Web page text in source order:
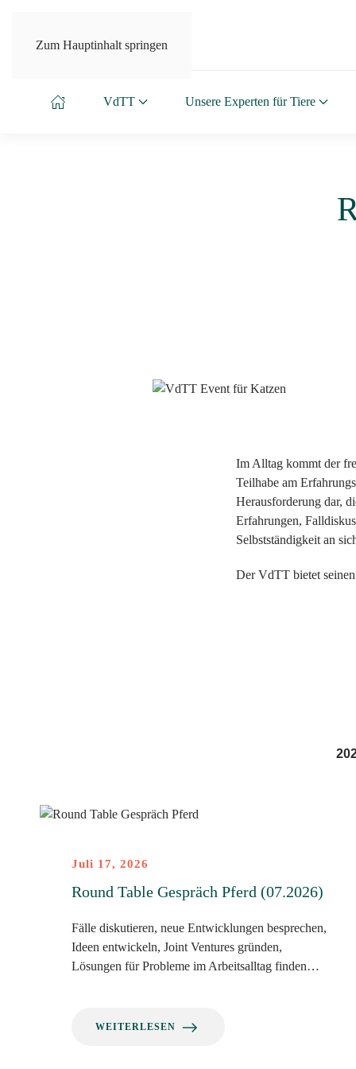
Zum Hauptinhalt springen
VdTT Unsere Experten für Tiere
Im Alltag kommt der
Teilhabe am
Herausforderung dar,
Erfahrungen,
Selbstständigkeit an
Der VdTT bietet
Juli 17, 2026
Round Table Gespräch Pferd (07.2026)
Fälle diskutieren, neue Entwicklungen besprechen,
Ideen entwickeln, Joint Ventures gründen,
Lösungen für Probleme im Arbeitsalltag finden…
WEITERLESEN